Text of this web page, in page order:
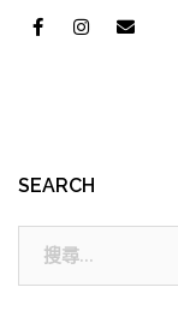
SEARCH